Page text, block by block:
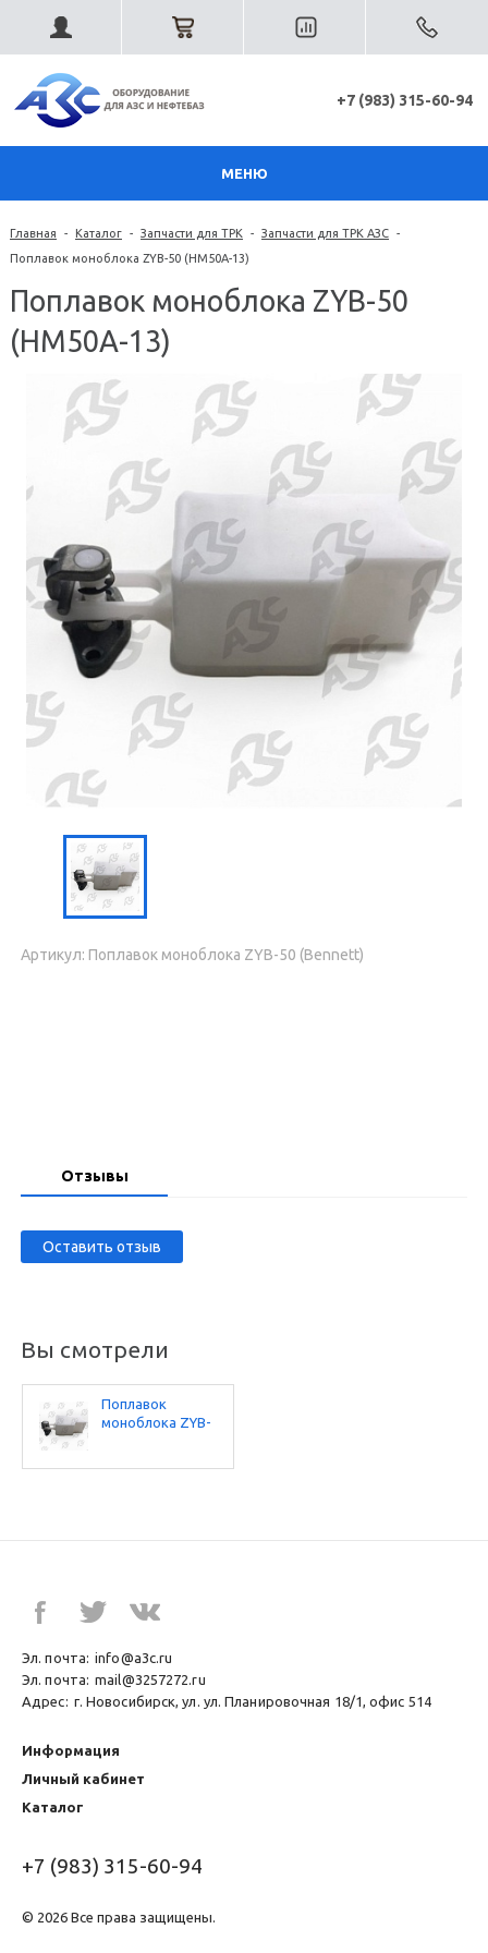
+7 (983) 315-60-94
МЕНЮ
Главная - Каталог - Запчасти для ТРК - Запчасти для ТРК АЗС -
Поплавок моноблока ZYB-50 (НМ50А-13)
Поплавок моноблока ZYB-50
(НМ50А-13)
Артикул: Поплавок моноблока ZYB-50 (Bennett)
Отзывы
Оставить отзыв
Вы смотрели
Поплавок
моноблока ZYB-
Эл. почта: info@a3c.ru
Эл. почта: mail@3257272.ru
Адрес: г. Новосибирск, ул. ул. Планировочная 18/1, офис 514
Информация
Личный кабинет
Каталог
+7 (983) 315-60-94
© 2026 Все права защищены.